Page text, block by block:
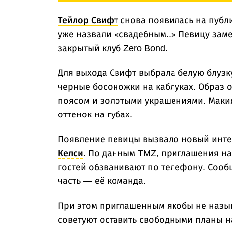
Тейлор Свифтснова появилась на
уже назвали «свадебным..» Певицу
закрытый клуб Zero Bond.
Для выхода Свифт выбрала белую
черные босоножки на каблуках. Образ
поясом и золотыми украшениями.
оттенок на губах.
Появление певицы вызвало новый
Келси. По данным TMZ, приглашения
гостей обзванивают по телефону.
часть — её команда.
При этом приглашенным якобы не
советуют оставить свободными планы